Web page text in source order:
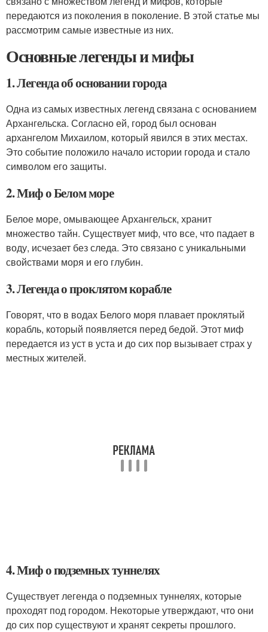
передаются из поколения в поколение. В этой статье мы
рассмотрим самые известные из них.
Основные легенды и мифы
1. Легенда об основании города
Одна из самых известных легенд связана с основанием
Архангельска. Согласно ей, город был основан
архангелом Михаилом, который явился в этих местах.
Это событие положило начало истории города и стало
символом его защиты.
2. Миф о Белом море
Белое море, омывающее Архангельск, хранит
множество тайн. Существует миф, что все, что падает в
воду, исчезает без следа. Это связано с уникальными
свойствами моря и его глубин.
3. Легенда о проклятом корабле
Говорят, что в водах Белого моря плавает проклятый
корабль, который появляется перед бедой. Этот миф
передается из уст в уста и до сих пор вызывает страх у
местных жителей.
4. Миф о подземных туннелях
Существует легенда о подземных туннелях, которые
проходят под городом. Некоторые утверждают, что они
до сих пор существуют и хранят секреты прошлого.